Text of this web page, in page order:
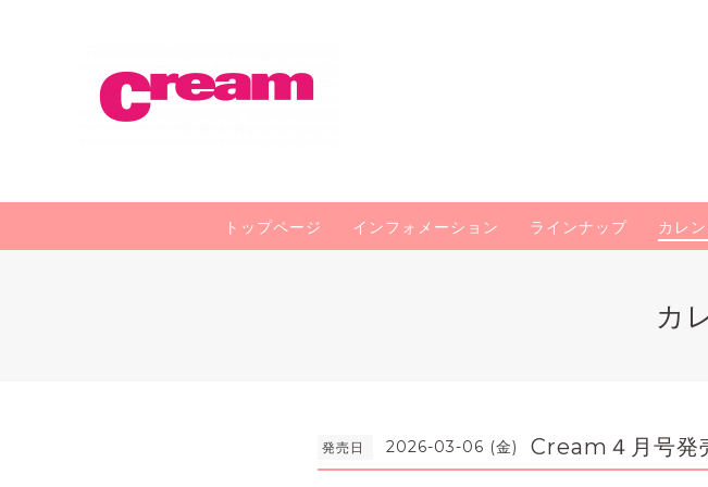
トップページ インフォメーション ラインナップ カレ
カ
発売日 2026-03-06 (金) Cream４月号発